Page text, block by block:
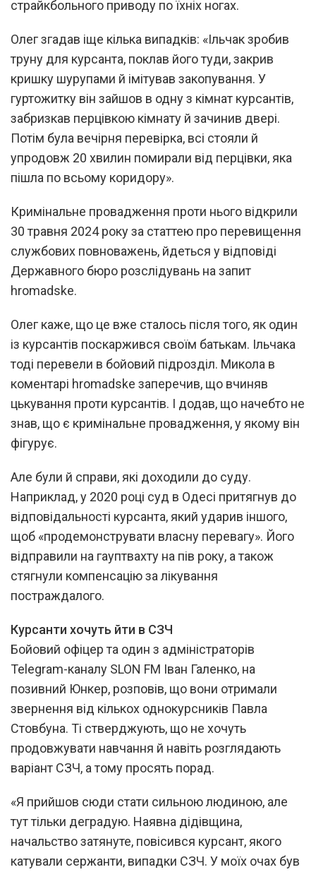
страйкбольного приводу по їхніх ногах.
Олег згадав іще кілька випадків: «Ільчак зробив
труну для курсанта, поклав його туди, закрив
кришку шурупами й імітував закопування. У
гуртожитку він зайшов в одну з кімнат курсантів,
забризкав перцівкою кімнату й зачинив двері.
Потім була вечірня перевірка, всі стояли й
упродовж 20 хвилин помирали від перцівки, яка
пішла по всьому коридору».
Кримінальне провадження проти нього відкрили
30 травня 2024 року за статтею про перевищення
службових повноважень, йдеться у відповіді
Державного бюро розслідувань на запит
hromadske.
Олег каже, що це вже сталось після того, як один
із курсантів поскаржився своїм батькам. Ільчака
тоді перевели в бойовий підрозділ. Микола в
коментарі hromadske заперечив, що вчиняв
цькування проти курсантів. І додав, що начебто не
знав, що є кримінальне провадження, у якому він
фігурує.
Але були й справи, які доходили до суду.
Наприклад, у 2020 році суд в Одесі притягнув до
відповідальності курсанта, який ударив іншого,
щоб «продемонструвати власну перевагу». Його
відправили на гауптвахту на пів року, а також
стягнули компенсацію за лікування
постраждалого.
Курсанти хочуть йти в СЗЧ
Бойовий офіцер та один з адміністраторів
Telegram-каналу SLON FM Іван Галенко, на
позивний Юнкер, розповів, що вони отримали
звернення від кількох однокурсників Павла
Стовбуна. Ті стверджують, що не хочуть
продовжувати навчання й навіть розглядають
варіант СЗЧ, а тому просять порад.
«Я прийшов сюди стати сильною людиною, але
тут тільки деградую. Наявна дідівщина,
начальство затянуте, повісився курсант, якого
катували сержанти, випадки СЗЧ. У моїх очах був